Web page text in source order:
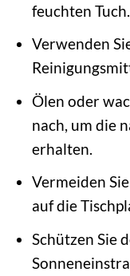
feuchten Tuch.
Verwenden
Ölen oder
nach, um die
erhalten.
Vermeiden
auf die
Schützen Sie